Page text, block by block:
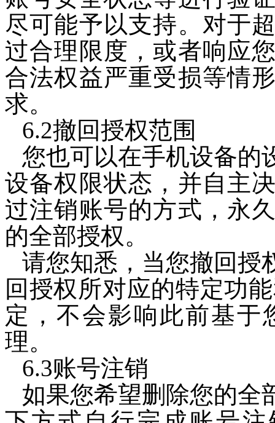
尽可能予以支持。对于
过合理限度，或者响应
合法权益严重受损等情
求。
6.2撤回授权范围
您也可以在手机设备的
设备权限状态，并自主
过注销账号的方式，永
的全部授权。
请您知悉，当您撤回授
回授权所对应的特定功
定，不会影响此前基于
理。
6.3账号注销
如果您希望删除您的全